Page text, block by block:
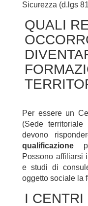
Sicurezza (d.lgs
QUALI
Per essere un
(Sede territoriale
devono
qualificazione
Possono affiliarsi
e studi di
oggetto sociale la
I CENTRI